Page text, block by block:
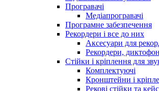
Програвачі
Медіапрогравачі
Програмне забезпечення
Рекордери і все до них
Аксесуари для
Рекордери,
Стійки і кріплення для
Комплектуючі
Кронштейни і
Рекові стійки та